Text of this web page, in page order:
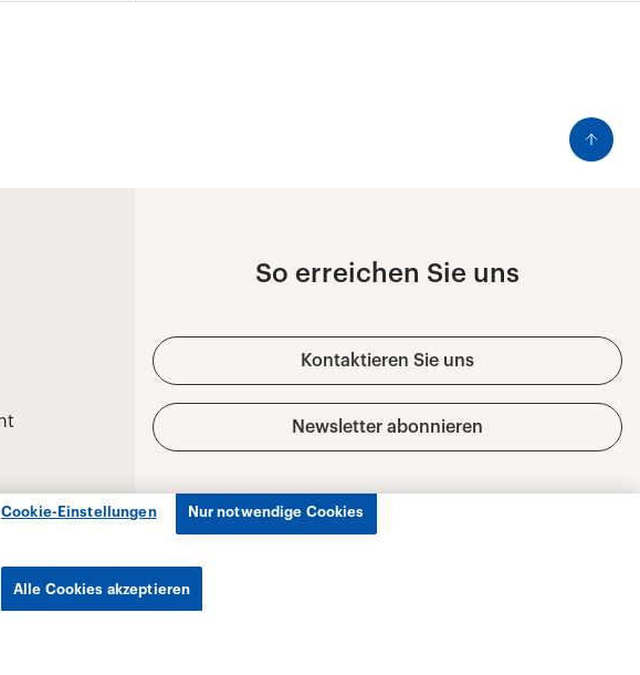
Cookie-Einstellungen Nur notwendige Cookies
Alle Cookies akzeptieren